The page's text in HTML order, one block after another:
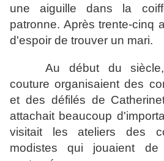
une aiguille dans la
patronne. Après trente-cinq
d'espoir de trouver un mari.
Au début du siècle,
coutureorganisaient des
et des défilés de
attachait beaucoup
visitait les ateliers des
modistes qui jouaient de